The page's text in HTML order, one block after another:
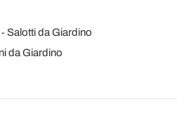
Salotti da Giardino
da Giardino